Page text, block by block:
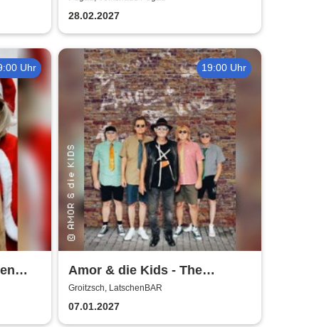
28.02.2027
Uhr 19:00 Uhr
Amor & die Kids - The
Bockwurst returns !
Groitzsch, LatschenBAR
07.01.2027